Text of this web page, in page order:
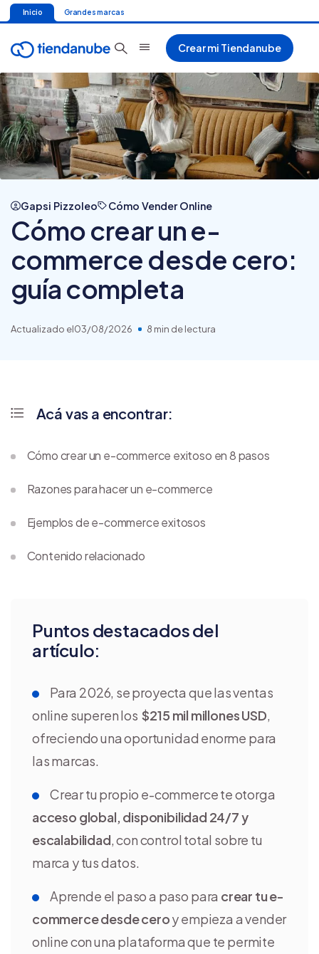
Inicio Grandes marcas
Crear mi Tiendanube
Gapsi Pizzoleo Cómo Vender Online
Cómo crear un e-
commerce desde cero:
guía completa
Actualizado el03/08/2026 8 min de lectura
Puntos destacados del
artículo:
Para 2026, se proyecta que las ventas
online superen los $215 mil millones USD,
ofreciendo una oportunidad enorme para
las marcas.
Crear tu propio e-commerce te otorga
acceso global, disponibilidad 24/7 y
escalabilidad, con control total sobre tu
marca y tus datos.
Aprende el paso a paso para crear tu e-
commerce desde ceroy empieza a vender
online con una plataforma que te permite
Acá vas a encontrar:
Cómo crear un e-commerce exitoso en 8 pasos
Razones para hacer un e-commerce
Ejemplos de e-commerce exitosos
Contenido relacionado